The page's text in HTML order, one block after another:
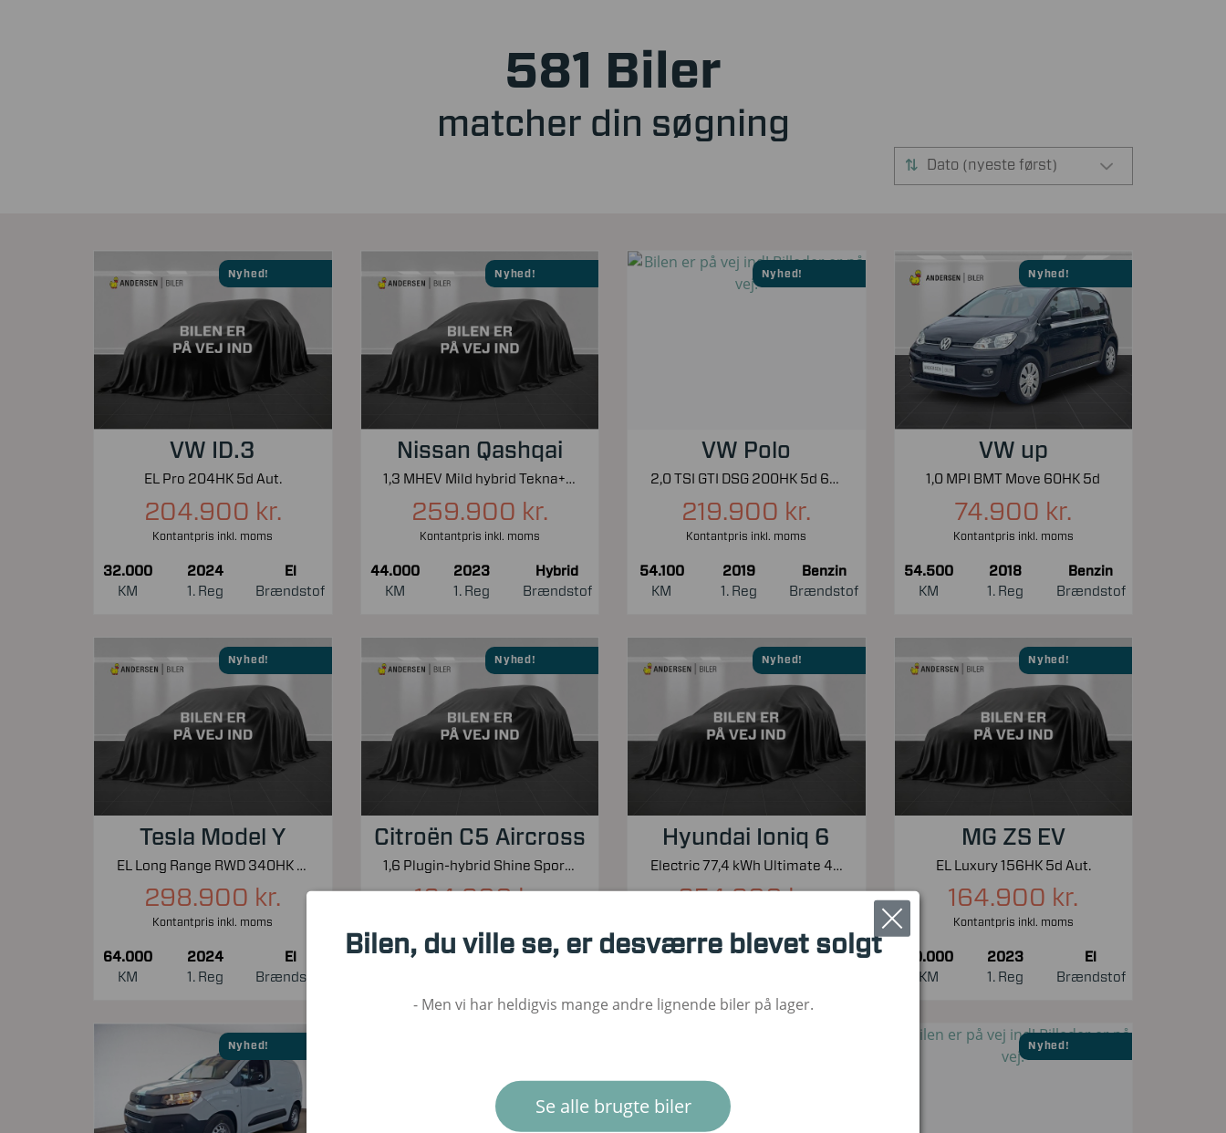
581 Biler
matcher din søgning
Dato (nyeste først)
Nyhed!
VW ID.3
EL Pro 204HK 5d Aut.
204.900 kr.
Kontantpris inkl. moms
32.000
KM
2024
1. Reg
El
Brændstof
Nyhed!
Nissan Qashqai
1,3 MHEV Mild hybrid Tekna+ X-Tronic 158HK 5d 7g Aut.
259.900 kr.
Kontantpris inkl. moms
44.000
KM
2023
1. Reg
Hybrid
Brændstof
Nyhed!
VW Polo
2,0 TSI GTI DSG 200HK 5d 6g Aut.
219.900 kr.
Kontantpris inkl. moms
54.100
KM
2019
1. Reg
Benzin
Brændstof
Nyhed!
VW up
1,0 MPI BMT Move 60HK 5d
74.900 kr.
Kontantpris inkl. moms
54.500
KM
2018
1. Reg
Benzin
Brændstof
Nyhed!
Tesla Model Y
EL Long Range RWD 340HK 5d Aut.
298.900 kr.
Kontantpris inkl. moms
64.000
KM
2024
1. Reg
El
Brændstof
Nyhed!
Citroën C5 Aircross
1,6 Plugin-hybrid Shine Sport EAT8 225HK 5d 8g Aut.
164.900 kr.
47.000
2021
Hybrid
Nyhed!
Hyundai Ioniq 6
Electric 77,4 kWh Ultimate 4WD 325HK Aut.
254.900 kr.
54.000
2023
El
Nyhed!
MG ZS EV
EL Luxury 156HK 5d Aut.
164.900 kr.
Kontantpris inkl. moms
30.000
KM
2023
1. Reg
El
Brændstof
Nyhed! Nyhed!
Bilen, du ville se, er desværre blevet solgt
- Men vi har heldigvis mange andre lignende biler på lager.
Se alle brugte biler